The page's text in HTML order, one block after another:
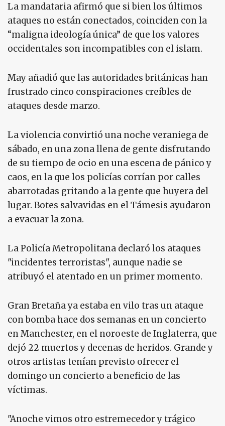
La mandataria afirmó que si bien los últimos
ataques no están conectados, coinciden con la
“maligna ideología única” de que los valores
occidentales son incompatibles con el islam.
May añadió que las autoridades británicas han
frustrado cinco conspiraciones creíbles de
ataques desde marzo.
La violencia convirtió una noche veraniega de
sábado, en una zona llena de gente disfrutando
de su tiempo de ocio en una escena de pánico y
caos, en la que los policías corrían por calles
abarrotadas gritando a la gente que huyera del
lugar. Botes salvavidas en el Támesis ayudaron
a evacuar la zona.
La Policía Metropolitana declaró los ataques
"incidentes terroristas", aunque nadie se
atribuyó el atentado en un primer momento.
Gran Bretaña ya estaba en vilo tras un ataque
con bomba hace dos semanas en un concierto
en Manchester, en el noroeste de Inglaterra, que
dejó 22 muertos y decenas de heridos. Grande y
otros artistas tenían previsto ofrecer el
domingo un concierto a beneficio de las
víctimas.
"Anoche vimos otro estremecedor y trágico